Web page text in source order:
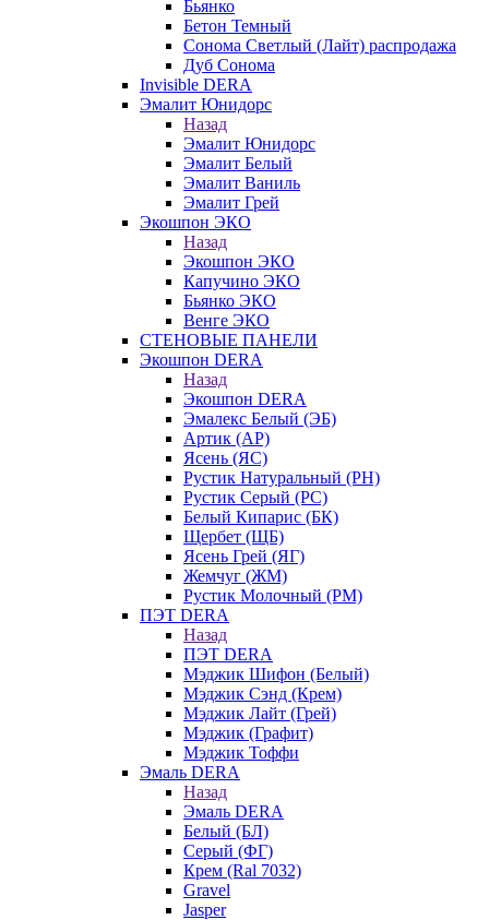
Бьянко
Бетон Темный
Сонома Светлый (Лайт) распродажа
Дуб Сонома
Invisible DERA
Эмалит Юнидорс
Назад
Эмалит Юнидорс
Эмалит Белый
Эмалит Ваниль
Эмалит Грей
Экошпон ЭКО
Назад
Экошпон ЭКО
Капучино ЭКО
Бьянко ЭКО
Венге ЭКО
СТЕНОВЫЕ ПАНЕЛИ
Экошпон DERA
Назад
Экошпон DERA
Эмалекс Белый (ЭБ)
Артик (АР)
Ясень (ЯС)
Рустик Натуральный (РН)
Рустик Серый (РС)
Белый Кипарис (БК)
Щербет (ЩБ)
Ясень Грей (ЯГ)
Жемчуг (ЖМ)
Рустик Молочный (РМ)
ПЭТ DERA
Назад
ПЭТ DERA
Мэджик Шифон (Белый)
Мэджик Сэнд (Крем)
Мэджик Лайт (Грей)
Мэджик (Графит)
Мэджик Тоффи
Эмаль DERA
Назад
Эмаль DERA
Белый (БЛ)
Серый (ФГ)
Крем (Ral 7032)
Gravel
Jasper